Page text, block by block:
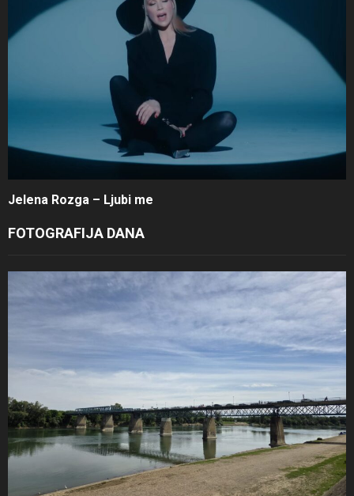
Jelena Rozga – Ljubi me
FOTOGRAFIJA DANA